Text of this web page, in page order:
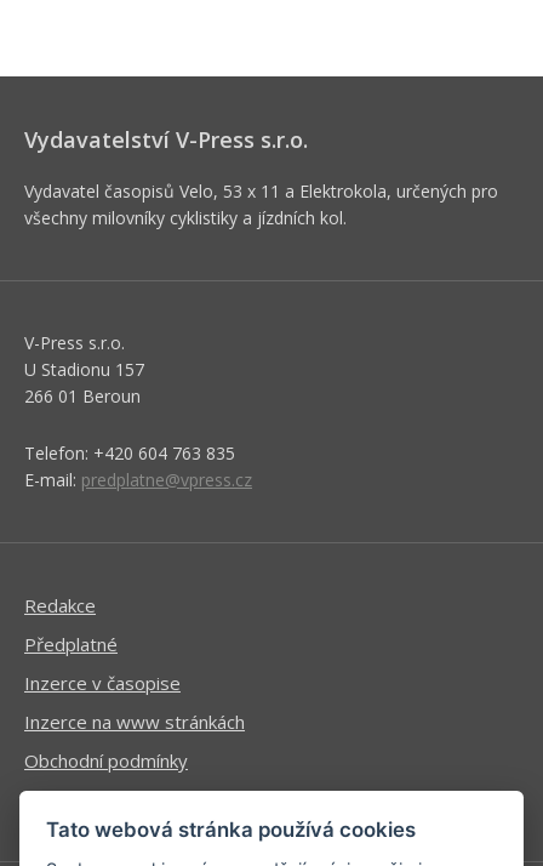
Vydavatelství V-Press s.r.o.
Vydavatel časopisů Velo, 53 x 11 a Elektrokola, určených pro
všechny milovníky cyklistiky a jízdních kol.
V-Press s.r.o.
U Stadionu 157
266 01 Beroun
Telefon: +420 604 763 835
E-mail: predplatne@vpress.cz
Redakce
Předplatné
Inzerce v časopise
Inzerce na www stránkách
Obchodní podmínky
Ochrana osobních údajů
Tato webová stránka používá cookies